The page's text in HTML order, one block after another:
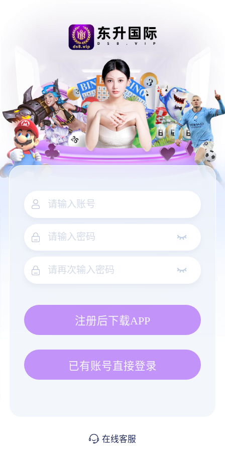
注册后下载APP
已有账号直接登录
在线客服